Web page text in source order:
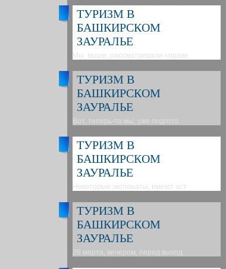
ТУРИЗМ В
БАШКИРСКОМ
ЗАУРАЛЬЕ
Мы, выше, рассматривали «праве
ТУРИЗМ В
БАШКИРСКОМ
ЗАУРАЛЬЕ
Вот, теперь-то мы, уже подгото
ТУРИЗМ В
БАШКИРСКОМ
ЗАУРАЛЬЕ
Некоторые экспонаты, имеют аст
ТУРИЗМ В
БАШКИРСКОМ
ЗАУРАЛЬЕ
26 марта, вечером, перед выход